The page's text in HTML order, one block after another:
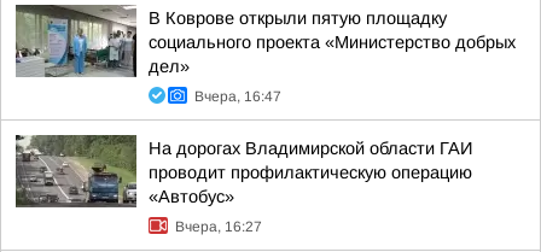
В Коврове открыли пятую площадку
социального проекта «Министерство добрых
дел»
Вчера, 16:47
На дорогах Владимирской области ГАИ
проводит профилактическую операцию
«Автобус»
Вчера, 16:27